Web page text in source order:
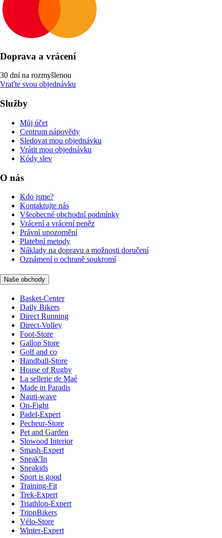
Doprava a vrácení
30 dní na rozmyšlenou
Vraťte svou objednávku
Služby
Můj účet
Centrum nápovědy
Sledovat mou objednávku
Vrátit mou objednávku
Kódy slev
O nás
Kdo jsme?
Kontaktujte nás
Všeobecné obchodní podmínky
Vrácení a vrácení peněz
Právní upozornění
Platební metody
Náklady na dopravu a možnosti doručení
Oznámení o ochraně soukromí
Naše obchody
Basket-Center
Daily Bikers
Direct Running
Direct-Volley
Foot-Store
Gallop Store
Golf and co
Handball-Store
House of Rugby
La sellerie de Maé
Made in Paradis
Nauti-wave
On-Fight
Padel-Expert
Pecheur-Store
Pet and Garden
Slowood Interior
Smash-Expert
Sneak'In
Sneakids
Sport is good
Training-Fit
Trek-Expert
Triathlon-Expert
TripnBikers
Vélo-Store
Winter-Expert